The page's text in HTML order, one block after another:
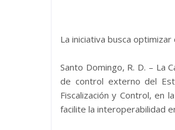
La iniciativa busca
Santo Domingo, R. D. – La
de control externo del
Fiscalización y Control, en
facilite la interoperabilidad